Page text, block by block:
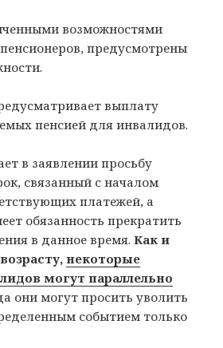
возможностями
предусмотрены
выплату
пенсией для инвалидов.
в заявлении просьбу
связанный с началом
платежей, а
обязанность прекратить
в данное время.Как и
некоторые
могут параллельно
они могут просить уволить
событием только